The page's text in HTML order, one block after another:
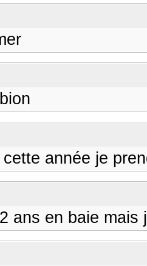
année je
ans en baie